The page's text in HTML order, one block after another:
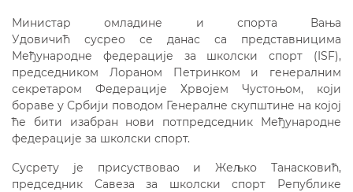
Министар омладине и спорта Вања
Удовичић сусрео се данас са представницима
Међународне федерације за школски спорт (ISF),
председником Лораном Петринком и генералним
секретаром Федерације Хрвојем Чустоњом, који
бораве у Србији поводом Генералне скупштине на којој
ће бити изабран нови потпредседник Међународне
федерације за школски спорт.
Сусрету је присуствовао и Жељко Танасковић,
председник Савеза за школски спорт Републике